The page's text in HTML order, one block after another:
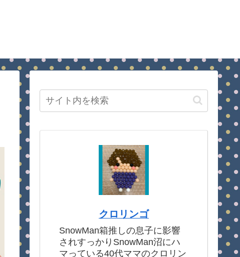
クロリンゴ
SnowMan箱推しの息子に影響
されすっかりSnowMan沼にハ
マっている40代ママのクロリン